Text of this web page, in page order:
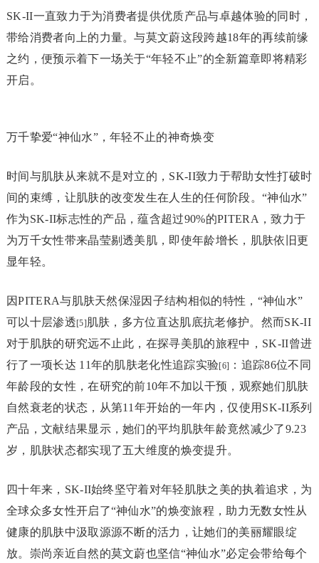
SK-II一直致力于为消费者提供优质产品与卓越体验的同时，
带给消费者向上的力量。与莫文蔚这段跨越18年的再续前缘
之约，便预示着下一场关于“年轻不止”的全新篇章即将精彩
开启。
万千挚爱“神仙水”，年轻不止的神奇焕变
时间与肌肤从来就不是对立的，SK-II致力于帮助女性打破时
间的束缚，让肌肤的改变发生在人生的任何阶段。“神仙水”
作为SK-II标志性的产品，蕴含超过90%的PITERA，致力于
为万千女性带来晶莹剔透美肌，即使年龄增长，肌肤依旧更
显年轻。
因PITERA与肌肤天然保湿因子结构相似的特性，“神仙水”
可以十层渗透[5] 肌肤，多方位直达肌底抗老修护。然而SK-II
对于肌肤的研究远不止此，在探寻美肌的旅程中，SK-II曾进
行了一项长达 11年的肌肤老化性追踪实验[6] ：追踪86位不同
年龄段的女性，在研究的前10年不加以干预，观察她们肌肤
自然衰老的状态，从第11年开始的一年内，仅使用SK-II系列
产品，文献结果显示，她们的平均肌肤年龄竟然减少了9.23
岁，肌肤状态都实现了五大维度的焕变提升。
四十年来，SK-II始终坚守着对年轻肌肤之美的执着追求，为
全球众多女性开启了“神仙水”的焕变旅程，助力无数女性从
健康的肌肤中汲取源源不断的活力，让她们的美丽耀眼绽
放。崇尚亲近自然的莫文蔚也坚信“神仙水”必定会带给每个